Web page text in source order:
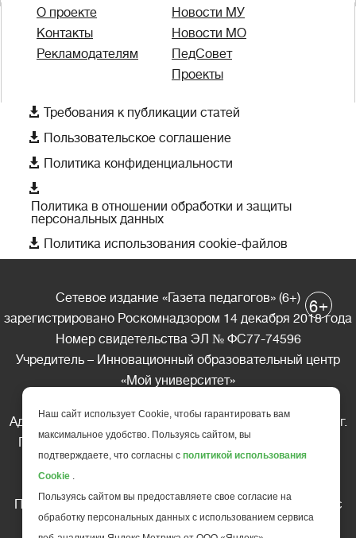
О проекте
Контакты
Рекламодателям
Новости МУ
Новости МО
ПедСовет
Проекты
 Требования к публикации статей
 Пользовательское соглашение
 Политика конфиденциальности

Политика в отношении обработки и защиты
персональных данных
 Политика использования cookie-файлов
Сетевое издание «Газета педагогов» (6+)
зарегистрировано Роскомнадзором 14 декабря 2018 года
Номер свидетельства ЭЛ № ФС77-74596
Учредитель – Инновационный образовательный центр
«Мой университет»
Адрес редакции: 185035 Россия, Республика Карелия, г.
Петрозаводск, ул. Фридриха Энгельса д.10, офис 211
Телефон редакции: +7 (499) 685-10-45
Перепечатка материалов газеты допускается только c
письменного разрешения редакции
6+
Наш сайт использует Cookie, чтобы гарантировать вам
максимальное удобство. Пользуясь сайтом, вы
подтверждаете, что согласны с политикой использования
Cookie .
Пользуясь сайтом вы предоставляете свое согласие на
обработку персональных данных с использованием сервиса